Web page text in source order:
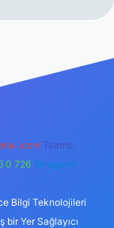
Teams:
0 726 Telegram:
Bilgi Teknolojileri
bir Yer Sağlayıcı